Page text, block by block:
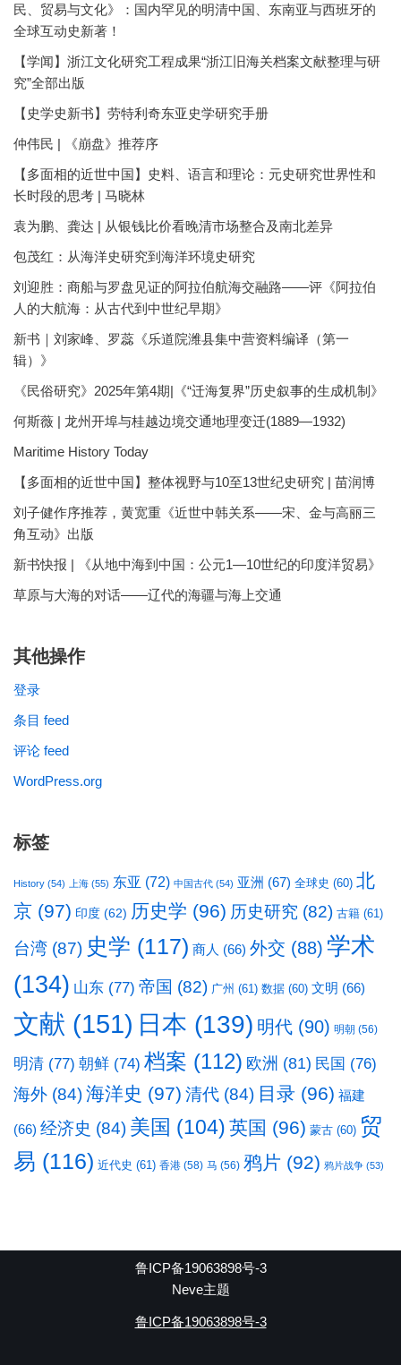
民、贸易与文化》：国内罕见的明清中国、东南亚与西班牙的
全球互动史新著！
【学闻】浙江文化研究工程成果“浙江旧海关档案文献整理与研
究”全部出版
【史学史新书】劳特利奇东亚史学研究手册
仲伟民 | 《崩盘》推荐序
【多面相的近世中国】史料、语言和理论：元史研究世界性和
长时段的思考 | 马晓林
袁为鹏、龚达 | 从银钱比价看晚清市场整合及南北差异
包茂红：从海洋史研究到海洋环境史研究
刘迎胜：商船与罗盘见证的阿拉伯航海交融路——评《阿拉伯
人的大航海：从古代到中世纪早期》
新书｜刘家峰、罗蕊《乐道院潍县集中营资料编译（第一
辑）》
《民俗研究》2025年第4期|《“迁海复界”历史叙事的生成机制》
何斯薇 | 龙州开埠与桂越边境交通地理变迁(1889—1932)
Maritime History Today
【多面相的近世中国】整体视野与10至13世纪史研究 | 苗润博
刘子健作序推荐，黄宽重《近世中韩关系——宋、金与高丽三
角互动》出版
新书快报 | 《从地中海到中国：公元1—10世纪的印度洋贸易》
草原与大海的对话——辽代的海疆与海上交通
其他操作
登录
条目 feed
评论 feed
WordPress.org
标签
History (54) 上海 (55) 东亚 (72) 中国古代 (54) 亚洲 (67) 全球史 (60) 北
京 (97) 印度 (62) 历史学 (96) 历史研究 (82) 古籍 (61)
台湾 (87) 史学 (117) 商人 (66) 外交 (88) 学术
(134) 山东 (77) 帝国 (82) 广州 (61) 数据 (60) 文明 (66)
文献 (151) 日本 (139) 明代 (90) 明朝 (56)
明清 (77) 朝鲜 (74) 档案 (112) 欧洲 (81) 民国 (76)
海外 (84)海洋史 (97) 清代 (84) 目录 (96) 福建
(66) 经济史 (84) 美国 (104) 英国 (96) 蒙古 (60) 贸
易 (116) 近代史 (61) 香港 (58) 马 (56) 鸦片 (92) 鸦片战争 (53)
鲁ICP备19063898号-3
Neve主题
鲁ICP备19063898号-3